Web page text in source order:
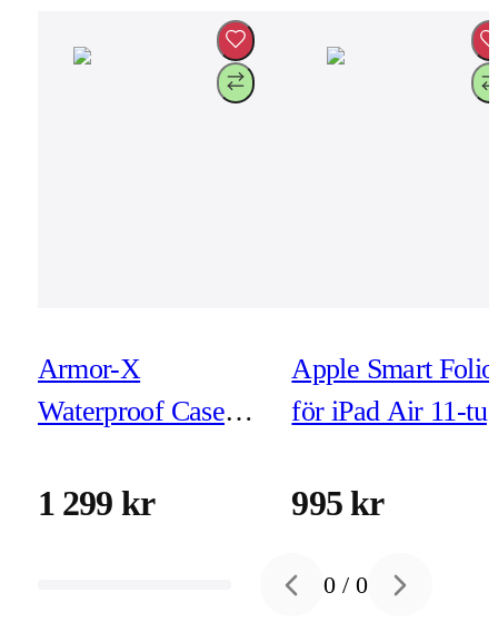
Armor-X
Waterproof Case
(M2)
1 299 kr
Apple Smart Folio
för iPad Air 11-
denim
995 kr
Previous slide
0 /0 Next slide